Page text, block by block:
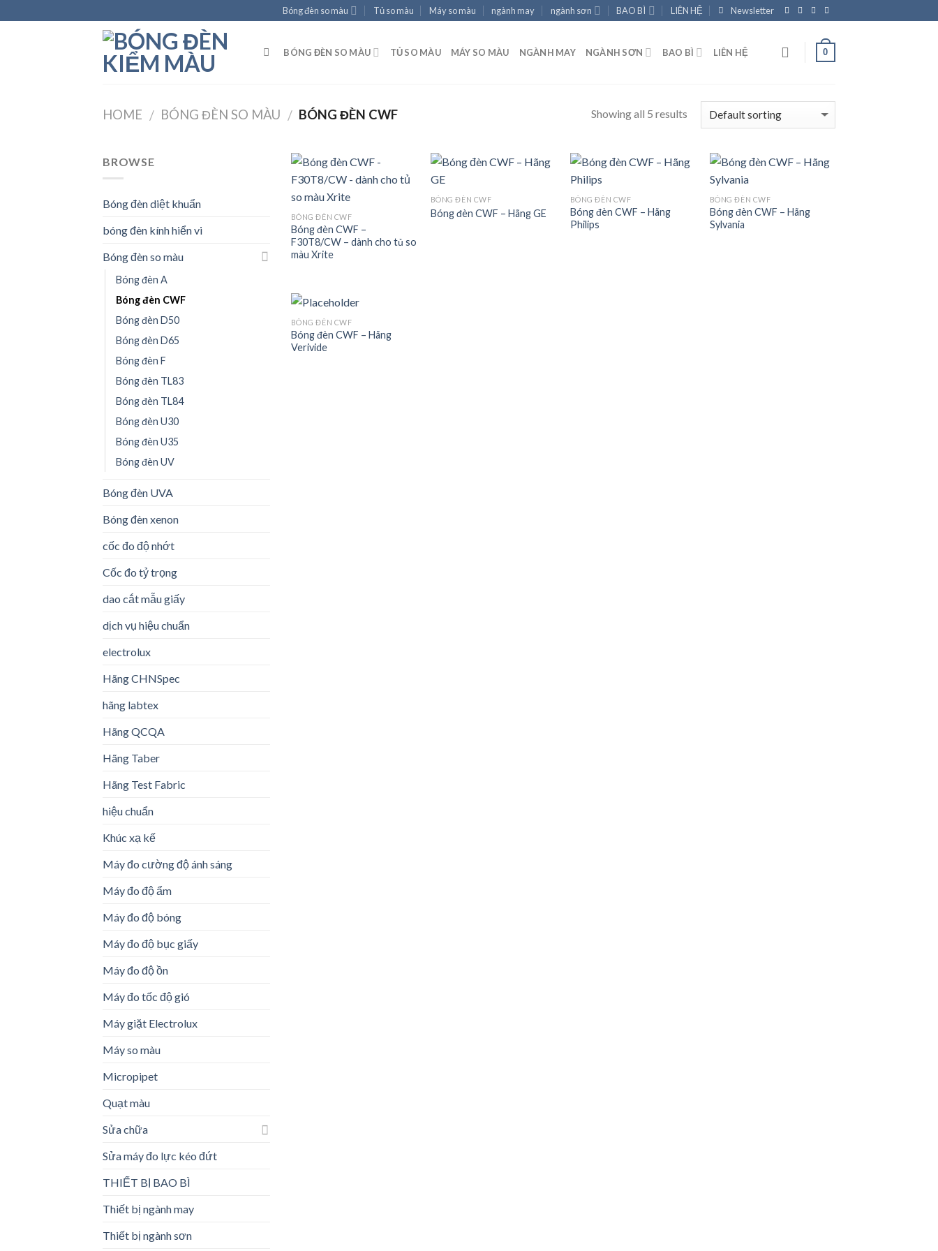
to
Bóng đèn so màu Tủ so màu Máy so màu ngành may ngành sơn BAO BÌ LIÊN HỆ Newsletter
BÓNG ĐÈN SO MÀU TỦ SO MÀU MÁY SO MÀU NGÀNH MAY NGÀNH SƠN BAO BÌ LIÊN HỆ 0
HOME / BÓNG ĐÈN SO MÀU / BÓNG ĐÈN CWF Showing all 5 results
BROWSE
Bóng đèn diệt khuẩn
bóng đèn kính hiển vi
Bóng đèn so màu
Bóng đèn A
Bóng đèn CWF
Bóng đèn D50
Bóng đèn D65
Bóng đèn F
Bóng đèn TL83
Bóng đèn TL84
Bóng đèn U30
Bóng đèn U35
Bóng đèn UV
Bóng đèn UVA
Bóng đèn xenon
cốc đo độ nhớt
Cốc đo tỷ trọng
dao cắt mẫu giấy
dịch vụ hiệu chuẩn
electrolux
Hãng CHNSpec
hãng labtex
Hãng QCQA
Hãng Taber
Hãng Test Fabric
hiệu chuẩn
Khúc xạ kế
Máy đo cường độ ánh sáng
Máy đo độ ẩm
Máy đo độ bóng
Máy đo độ bục giấy
Máy đo độ ồn
Máy đo tốc độ gió
Máy giặt Electrolux
Máy so màu
Micropipet
Quạt màu
Sửa chữa
Sửa máy đo lực kéo đứt
THIẾT BỊ BAO BÌ
Thiết bị ngành may
Thiết bị ngành sơn
BÓNG ĐÈN CWF
Bóng đèn CWF –
F30T8/CW – dành cho tủ so
màu Xrite
Add to
BÓNG ĐÈN CWF
Bóng đèn CWF – Hãng GE
Add to
BÓNG ĐÈN CWF
Bóng đèn CWF – Hãng
Philips
Add to
BÓNG ĐÈN CWF
Bóng đèn CWF – Hãng
Sylvania
BÓNG ĐÈN CWF
Bóng đèn CWF – Hãng
Verivide